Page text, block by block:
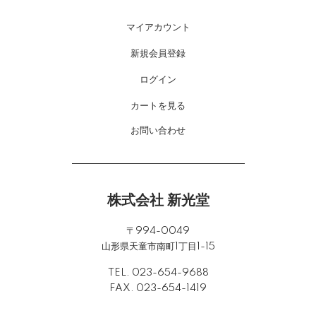
マイアカウント
新規会員登録
ログイン
カートを見る
お問い合わせ
株式会社 新光堂
〒994-0049
山形県天童市南町1丁目1-15
TEL. 023-654-9688
FAX. 023-654-1419